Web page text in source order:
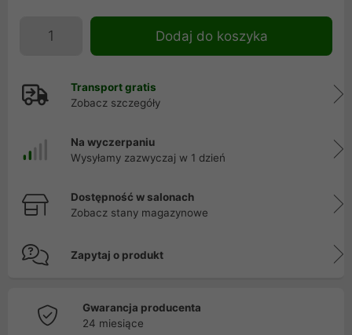
Dodaj do koszyka
Transport gratis
Zobacz szczegóły
Na wyczerpaniu
Wysyłamy zazwyczaj w 1 dzień
Dostępność w salonach
Zobacz stany magazynowe
Zapytaj o produkt
Gwarancja producenta
24 miesiące